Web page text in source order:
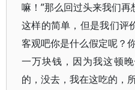
嘛！”那么回过头来我们
这样的简单，但是我们评
客观吧你是什么假定呢？
一万块钱，因为我这顿
的，没去，我在这吃的，